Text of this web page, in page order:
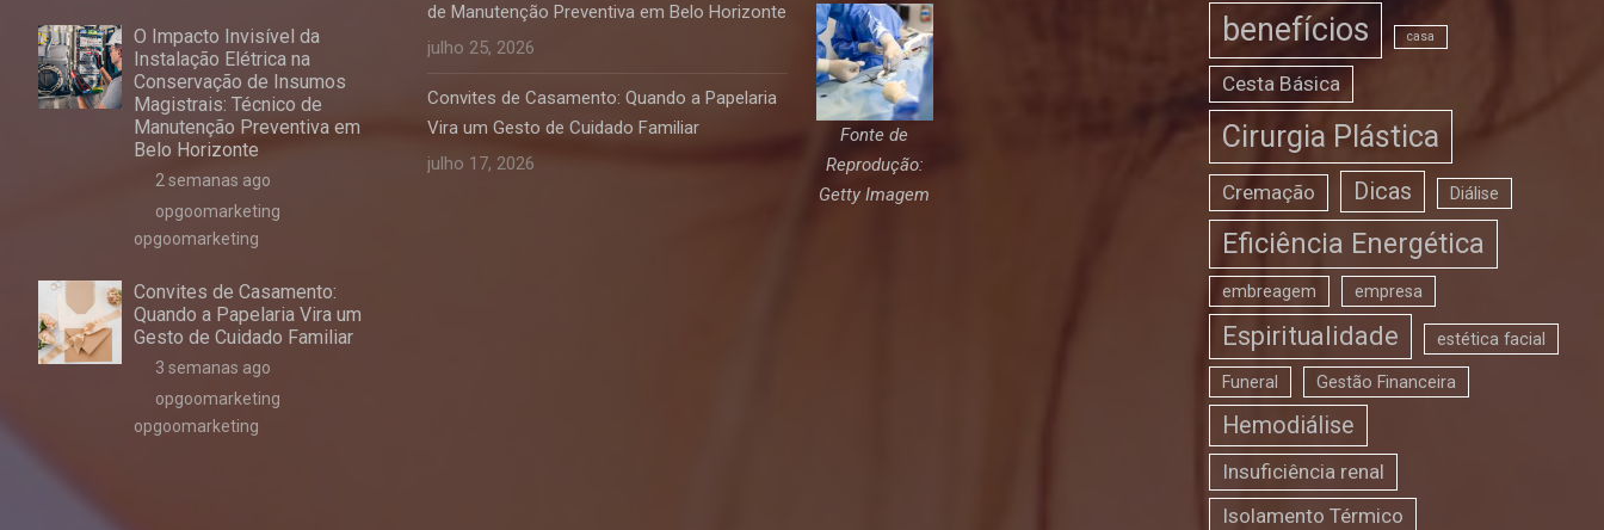
O Impacto Invisível da
Instalação Elétrica na
Conservação de Insumos
Magistrais: Técnico de
Manutenção Preventiva em
Belo Horizonte
2 semanas ago
opgoomarketing
opgoomarketing
Convites de Casamento:
Quando a Papelaria Vira um
Gesto de Cuidado Familiar
3 semanas ago
opgoomarketing
opgoomarketing
de Manutenção Preventiva em Belo Horizonte
julho 25, 2026
Convites de Casamento: Quando a Papelaria
Vira um Gesto de Cuidado Familiar
julho 17, 2026
Fonte de
Reprodução:
Getty Imagem
benefícios casa
Cesta Básica
Cirurgia Plástica
Cremação Dicas Diálise
Eficiência Energética
embreagem empresa
Espiritualidade estética facial
Funeral Gestão Financeira
Hemodiálise
Insuficiência renal
Isolamento Térmico